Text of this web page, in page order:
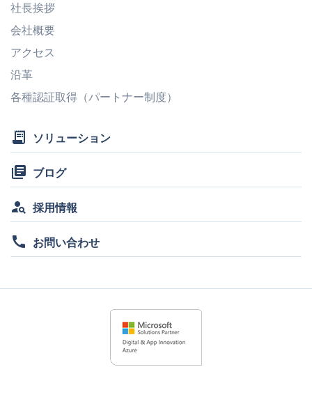
社長挨拶
会社概要
アクセス
沿革
各種認証取得（パートナー制度）
receipt_long ソリューション
library_books ブログ
person_search 採用情報
call お問い合わせ